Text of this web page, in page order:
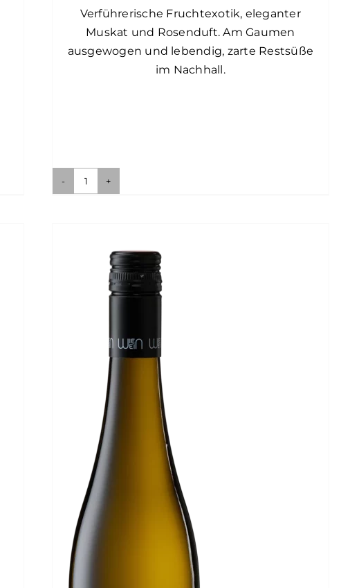
Verführerische Fruchtexotik, eleganter
Muskat und Rosenduft. Am Gaumen
ausgewogen und lebendig, zarte Restsüße
im Nachhall.